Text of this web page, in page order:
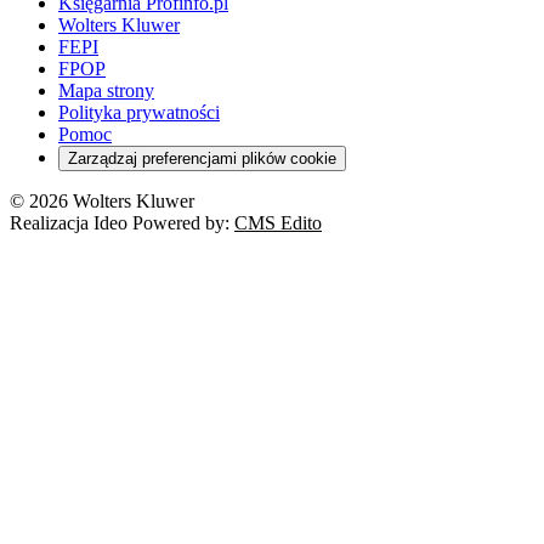
Wolters Kluwer
FEPI
FPOP
Mapa strony
Polityka prywatności
Pomoc
Zarządzaj preferencjami plików cookie
© 2026 Wolters Kluwer
Realizacja Ideo Powered by: CMS Edito